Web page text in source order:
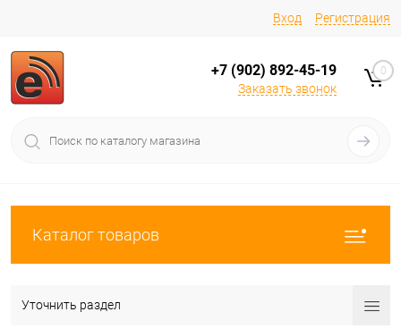
Вход Регистрация
+7 (902) 892-45-19
Заказать звонок
0
Каталог товаров
Уточнить раздел